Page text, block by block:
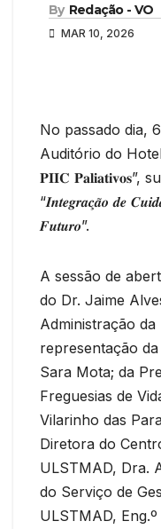
By Redação - VO
MAR 10, 2026
No passado dia,
Auditório do Hotel
𝐏𝐈𝐈𝐂
“𝑰𝒏𝒕𝒆𝒈𝒓𝒂𝒄̧𝒂̃𝒐 𝒅𝒆
𝑭𝒖𝒕𝒖𝒓𝒐”.
A sessão de
do Dr. Jaime
Administração
representação
Sara Mota; da
Freguesias de
Vilarinho das
Diretora do
ULSTMAD, Dra.
do Serviço de
ULSTMAD,